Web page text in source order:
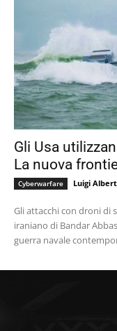
Gli Usa
La nuova
Cyberwarfare Luigi
Gli attacchi con droni di
iraniano di Bandar
guerra navale